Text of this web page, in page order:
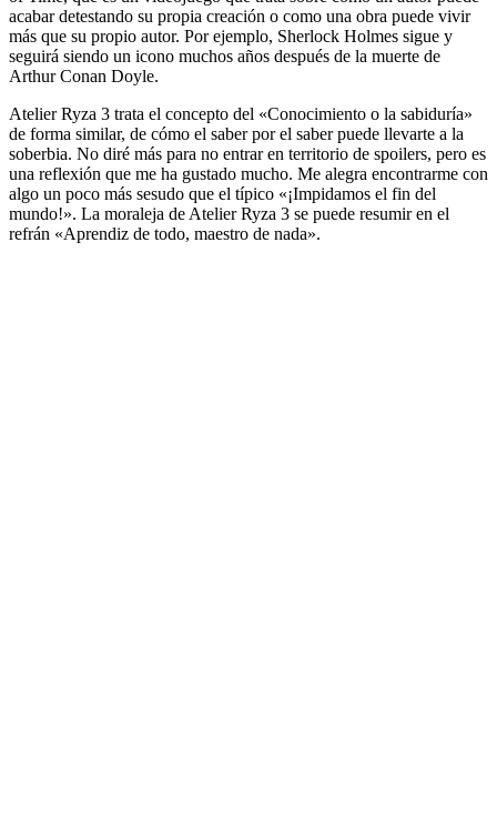
acabar detestando su propia creación o como una obra puede vivir
más que su propio autor. Por ejemplo, Sherlock Holmes sigue y
seguirá siendo un icono muchos años después de la muerte de
Arthur Conan Doyle.
Atelier Ryza 3 trata el concepto del «Conocimiento o la sabiduría»
de forma similar, de cómo el saber por el saber puede llevarte a la
soberbia. No diré más para no entrar en territorio de spoilers, pero es
una reflexión que me ha gustado mucho. Me alegra encontrarme con
algo un poco más sesudo que el típico «¡Impidamos el fin del
mundo!». La moraleja de Atelier Ryza 3 se puede resumir en el
refrán «Aprendiz de todo, maestro de nada».